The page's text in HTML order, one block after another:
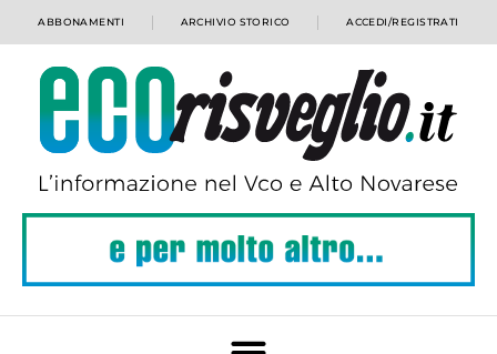
ABBONAMENTI ARCHIVIO STORICO ACCEDI/REGISTRATI